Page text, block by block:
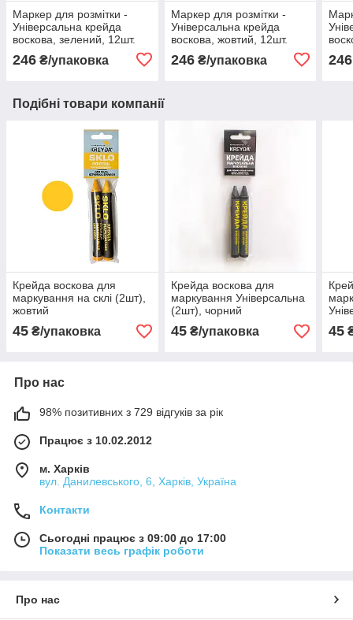
Маркер для розмітки -
Універсальна крейда
воскова, зелений, 12шт.
246 ₴/упаковка
Маркер для розмітки -
Універсальна крейда
воскова, жовтий, 12шт.
246₴/упаковка 246
Подібні товари компанії
Крейда воскова для
маркування на склі (2шт),
жовтий
45 ₴/упаковка
Крейда воскова для
маркування Універсальна
(2шт), чорний
45₴/упаковка 45
Про нас
98% позитивних з 729 відгуків за рік
Працює з 10.02.2012
м. Харків
вул. Данилевського, 6, Харків, Україна
Контакти
Сьогодні працює з 09:00 до 17:00
Показати весь графік роботи
Про нас